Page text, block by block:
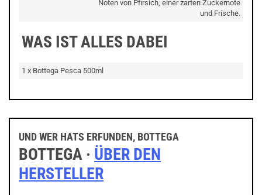
Noten von Pfirsich, einer zarten Zuckernote
und Frische.
WAS IST ALLES DABEI
1 x Bottega Pesca 500ml
UND WER HATS ERFUNDEN, BOTTEGA
BOTTEGA · ÜBER DEN
HERSTELLER